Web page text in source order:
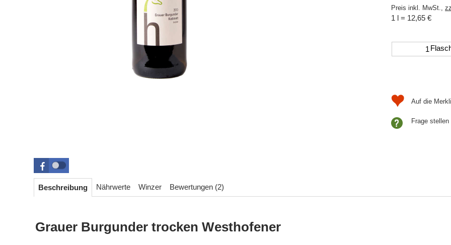
Preis inkl. MwSt.,
1 l = 12,65 €
Frage stellen
Beschreibung Nährwerte Winzer Bewertungen (2)
Grauer Burgunder trocken Westhofener